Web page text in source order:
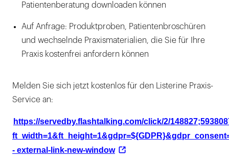
Patientenberatung downloaden können
Auf Anfrage: Produktproben, Patientenbroschüren
und wechselnde Praxismaterialien, die Sie für Ihre
Praxis kostenfrei anfordern können
Melden Sie sich jetzt kostenlos für den Listerine Praxis-
Service an:
https://servedby.flashtalking.com/click/2/
- external-link-new-window